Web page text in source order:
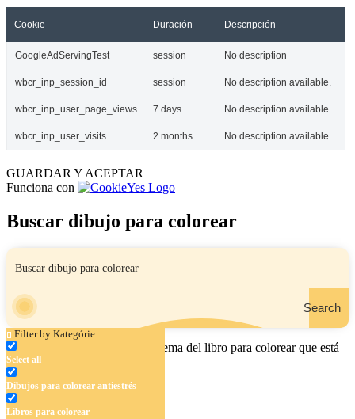
Cookie Duración Descripción
GoogleAdServingTest session No description
wbcr_inp_session_id session No description available.
wbcr_inp_user_page_views 7 days No description available.
wbcr_inp_user_visits 2 months No description available.
GUARDAR Y ACEPTAR
Funciona con
Buscar dibujo para colorear
Search
Filter by Kategórie
Select all
Dibujos para colorear antiestrés
Libros para colorear
Ingrese el nombre, el área o el tema del libro para colorear que está
buscando.